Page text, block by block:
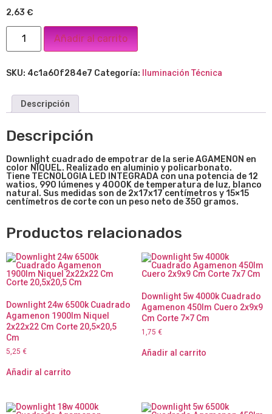
2,63 €
Añadir al carrito
SKU: 4c1a60f284e7 Categoría: Iluminación Técnica
Descripción
Descripción
Downlight cuadrado de empotrar de la serie AGAMENON en
color NIQUEL. Realizado en aluminio y policarbonato.
Tiene TECNOLOGIA LED INTEGRADA con una potencia de 12
watios, 990 lúmenes y 4000K de temperatura de luz, blanco
natural. Sus medidas son de 2x17x17 centímetros y 15×15
centímetros de corte con un peso neto de 350 gramos.
Productos relacionados
Downlight 24w 6500k Cuadrado
Agamenon 1900lm Niquel
2x22x22 Cm Corte 20,5×20,5
Cm
5,25 €
Añadir al carrito
Downlight 5w 4000k Cuadrado
Agamenon 450lm Cuero 2x9x9
Cm Corte 7×7 Cm
1,75 €
Añadir al carrito